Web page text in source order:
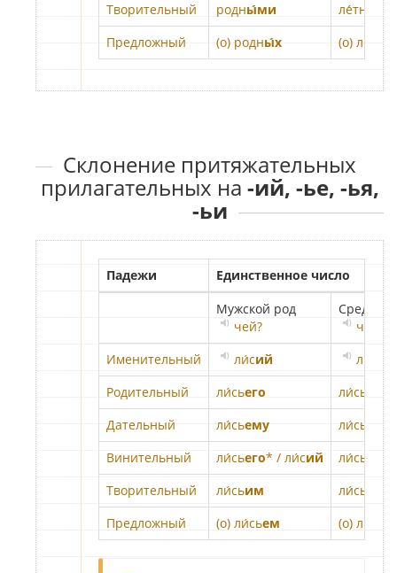
Творительный
родны́ми ле́тн
ими
Предложный
(о) родны́х (о) ле́тн
Склонение притяжательных
прилагательных на -ий, -ье, -ья,
-ьи
Падежи
Единственное число
Мужской род
чей?
Средний
чьё?
Именительный
ли́сий ли́сь
Родительный
ли́сьего ли́сь
его
Дательный
ли́сьему ли́сь
ему
Винительный
ли́сьего* / ли́сий ли́сь
Творительный
ли́сьим ли́сь
им
Предложный
(о) ли́сьем (о) ли́сь